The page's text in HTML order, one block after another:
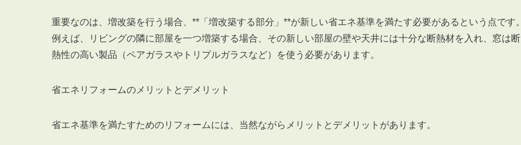
重要なのは、増改築を行う場合、**「増改築する部分」**が新しい省エネ基準を満たす必要があるという点です。
例えば、リビングの隣に部屋を一つ増築する場合、その新しい部屋の壁や天井には十分な断熱材を入れ、窓は断
熱性の高い製品（ペアガラスやトリプルガラスなど）を使う必要があります。
省エネリフォームのメリットとデメリット
省エネ基準を満たすためのリフォームには、当然ながらメリットとデメリットがあります。